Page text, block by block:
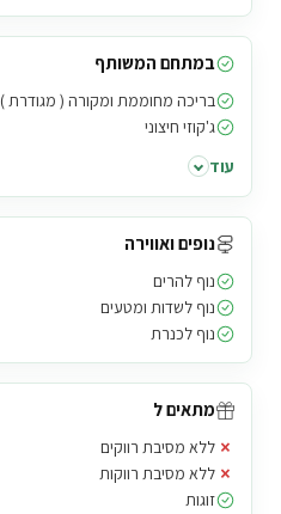
במתחם המשותף
בריכה מחוממת ומקורה ( מגודרת )
ג'קוזי חיצוני
עוד
נופים ואווירה
נוף להרים
נוף לשדות ומטעים
נוף לכנרת
מתאים ל
× ללא מסיבת רווקים
× ללא מסיבת רווקות
זוגות